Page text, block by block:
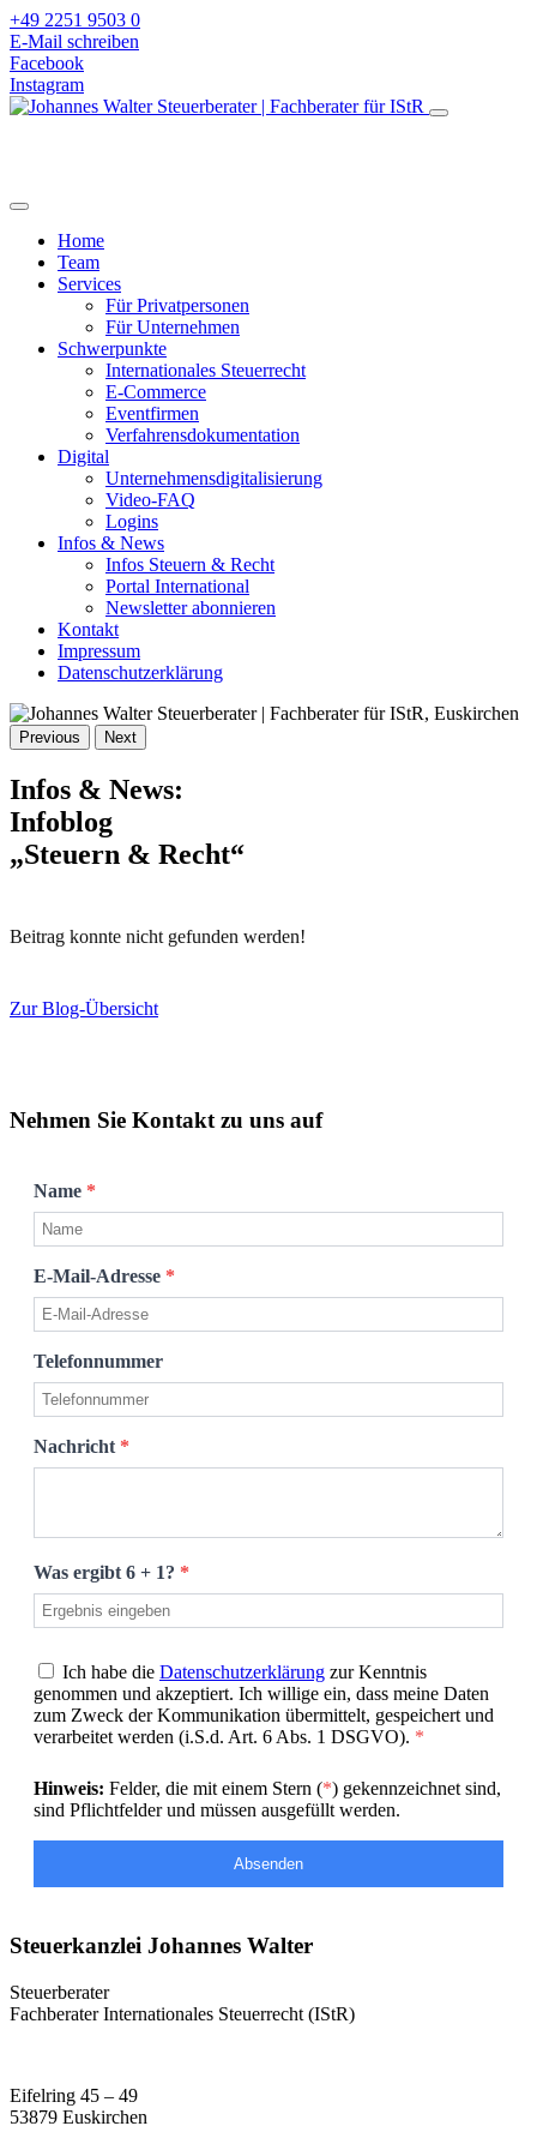
+49 2251 9503 0
E-Mail schreiben
Facebook
Instagram
Home
Team
Services
Für Privatpersonen
Für Unternehmen
Schwerpunkte
Internationales Steuerrecht
E-Commerce
Eventfirmen
Verfahrensdokumentation
Digital
Unternehmensdigitalisierung
Video-FAQ
Logins
Infos & News
Infos Steuern & Recht
Portal International
Newsletter abonnieren
Kontakt
Impressum
Datenschutzerklärung
Previous Next
Infos & News:
Infoblog
„Steuern & Recht“
Beitrag konnte nicht gefunden werden!
Zur Blog-Übersicht
Nehmen Sie Kontakt zu uns auf
Name *
E-Mail-Adresse *
Telefonnummer
Nachricht *
Was ergibt 6 + 1? *
Ich habe die Datenschutzerklärung zur Kenntnis
genommen und akzeptiert. Ich willige ein, dass meine Daten
zum Zweck der Kommunikation übermittelt, gespeichert und
verarbeitet werden (i.S.d. Art. 6 Abs. 1 DSGVO). *
Hinweis: Felder, die mit einem Stern (*) gekennzeichnet sind,
sind Pflichtfelder und müssen ausgefüllt werden.
Absenden
Steuerkanzlei Johannes Walter
Steuerberater
Fachberater Internationales Steuerrecht (IStR)
Eifelring 45 – 49
53879 Euskirchen